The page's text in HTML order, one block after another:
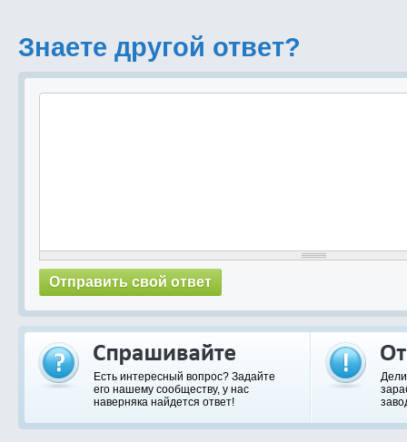
Знаете другой ответ?
Есть интересный вопрос? Задайте
его нашему сообществу, у нас
наверняка найдется ответ!